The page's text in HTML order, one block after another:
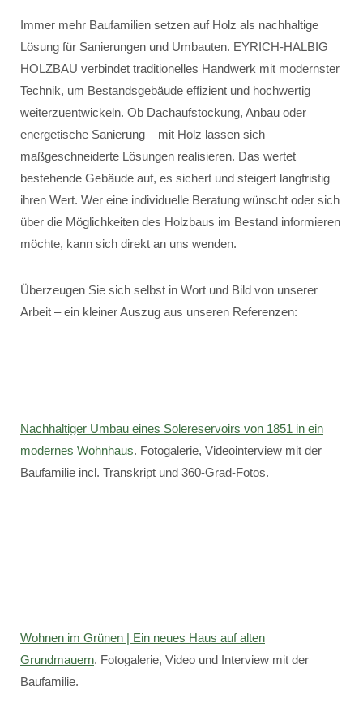
Immer mehr Baufamilien setzen auf Holz als nachhaltige
Lösung für Sanierungen und Umbauten. EYRICH-HALBIG
HOLZBAU verbindet traditionelles Handwerk mit modernster
Technik, um Bestandsgebäude effizient und hochwertig
weiterzuentwickeln. Ob Dachaufstockung, Anbau oder
energetische Sanierung – mit Holz lassen sich
maßgeschneiderte Lösungen realisieren. Das wertet
bestehende Gebäude auf, es sichert und steigert langfristig
ihren Wert. Wer eine individuelle Beratung wünscht oder sich
über die Möglichkeiten des Holzbaus im Bestand informieren
möchte, kann sich direkt an uns wenden.
Überzeugen Sie sich selbst in Wort und Bild von unserer
Arbeit – ein kleiner Auszug aus unseren Referenzen:
Nachhaltiger Umbau eines Solereservoirs von 1851 in ein
modernes Wohnhaus. Fotogalerie, Videointerview mit der
Baufamilie incl. Transkript und 360-Grad-Fotos.
Wohnen im Grünen | Ein neues Haus auf alten
Grundmauern. Fotogalerie, Video und Interview mit der
Baufamilie.